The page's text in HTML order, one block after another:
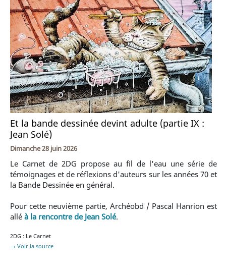
Et la bande dessinée devint adulte (partie IX :
Jean Solé)
Dimanche 28 juin 2026
Le Carnet de 2DG propose au fil de l'eau une série de
témoignages et de réflexions d'auteurs sur les années 70 et
la Bande Dessinée en général.
Pour cette neuvième partie, Archéobd / Pascal Hanrion est
allé à la rencontre de Jean Solé.
2DG : Le Carnet
→ Voir la source